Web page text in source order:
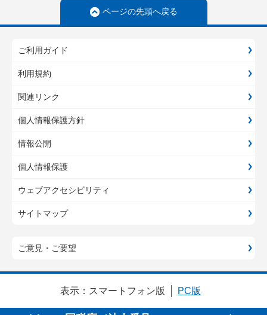
ページの先頭へ戻る
ご利用ガイド
利用規約
関連リンク
個人情報保護方針
情報公開
個人情報保護
ウェブアクセシビリティ
サイトマップ
ご意見・ご要望
表示： スマートフォン版 PC版